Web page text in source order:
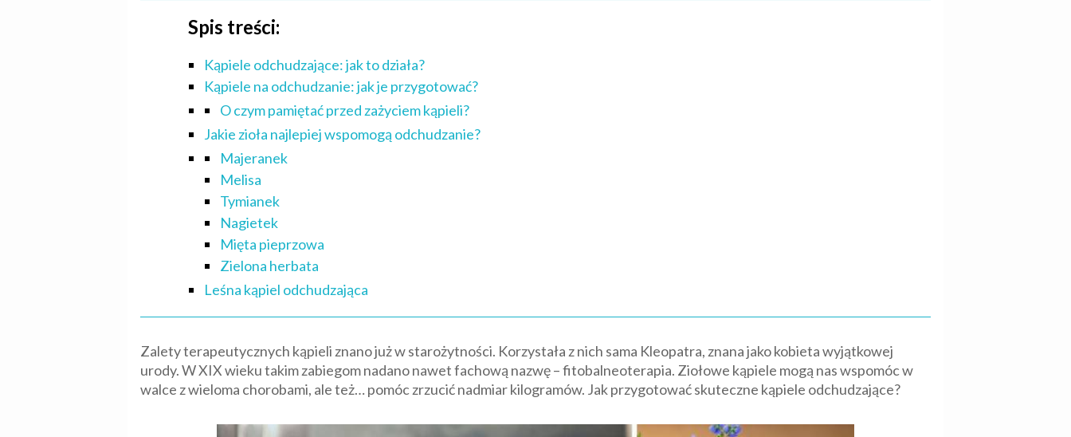
Spis treści:
Kąpiele odchudzające: jak to działa?
Kąpiele na odchudzanie: jak je przygotować?
O czym pamiętać przed zażyciem kąpieli?
Jakie zioła najlepiej wspomogą odchudzanie?
Majeranek
Melisa
Tymianek
Nagietek
Mięta pieprzowa
Zielona herbata
Leśna kąpiel odchudzająca
Zalety terapeutycznych kąpieli znano już w starożytności. Korzystała z nich sama Kleopatra, znana jako kobieta wyjątkowej
urody. W XIX wieku takim zabiegom nadano nawet fachową nazwę – fitobalneoterapia. Ziołowe kąpiele mogą nas wspomóc w
walce z wieloma chorobami, ale też… pomóc zrzucić nadmiar kilogramów. Jak przygotować skuteczne kąpiele odchudzające?